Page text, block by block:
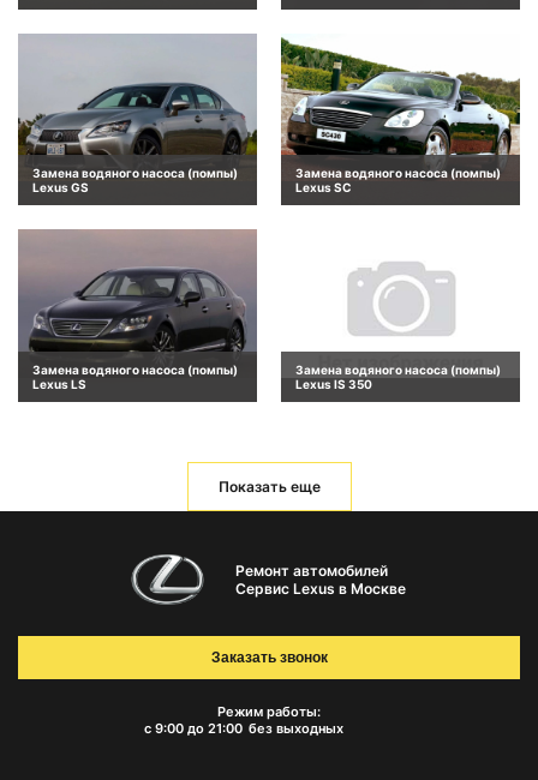
Замена водяного насоса (помпы)
Lexus GS
Замена водяного насоса (помпы)
Lexus SC
Замена водяного насоса (помпы)
Lexus LS
Замена водяного насоса (помпы)
Lexus IS 350
Показать еще
Ремонт автомобилей
Сервис Lexus в Москве
Режим работы:
с 9:00 до 21:00 без выходных
Заказать звонок